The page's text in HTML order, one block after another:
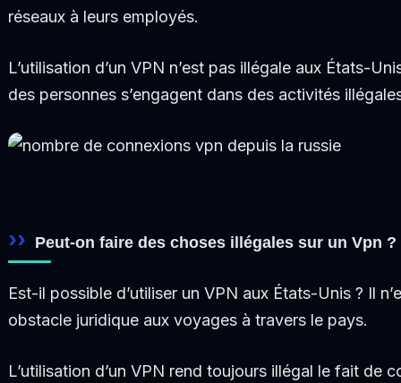
réseaux à leurs employés.
L’utilisation d’un VPN n’est pas illégale aux États-
des personnes s’engagent dans des activités
Peut-on faire des choses illégales sur un Vpn ?
Est-il possible d’utiliser un VPN aux États-Unis ? Il
obstacle juridique aux voyages à travers le pays.
L’utilisation d’un VPN rend toujours illégal le fait de